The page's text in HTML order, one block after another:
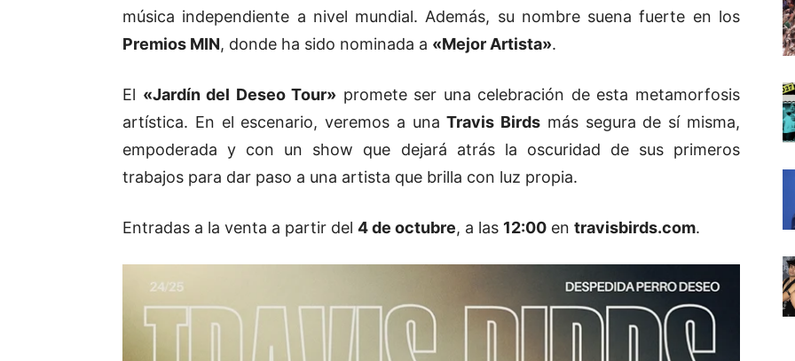
música independiente a nivel mundial. Además, su nombre suena fuerte en los
Premios MIN, donde ha sido nominada a «Mejor Artista».
El «Jardín del Deseo Tour» promete ser una celebración de esta metamorfosis
artística. En el escenario, veremos a unaTravis Birds más segura de sí misma,
empoderada y con un show que dejará atrás la oscuridad de sus primeros
trabajos para dar paso a una artista que brilla con luz propia.
Entradas a la venta a partir del 4 de octubre, a las 12:00 en travisbirds.com.